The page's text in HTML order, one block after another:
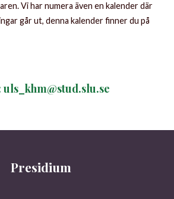
Vi har numera även en kalender där
går ut, denna kalender finner du på
uls_khm@stud.slu.se
Presidium